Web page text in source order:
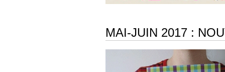
MAI-JUIN 2017 :